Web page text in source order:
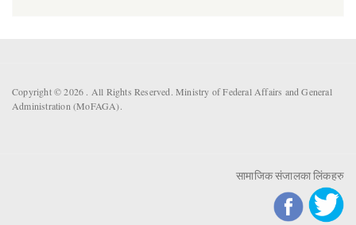
Copyright © 2026 . All Rights Reserved. Ministry of Federal Affairs and General
Administration (MoFAGA).
सामाजिक संजालका लिंकहरु